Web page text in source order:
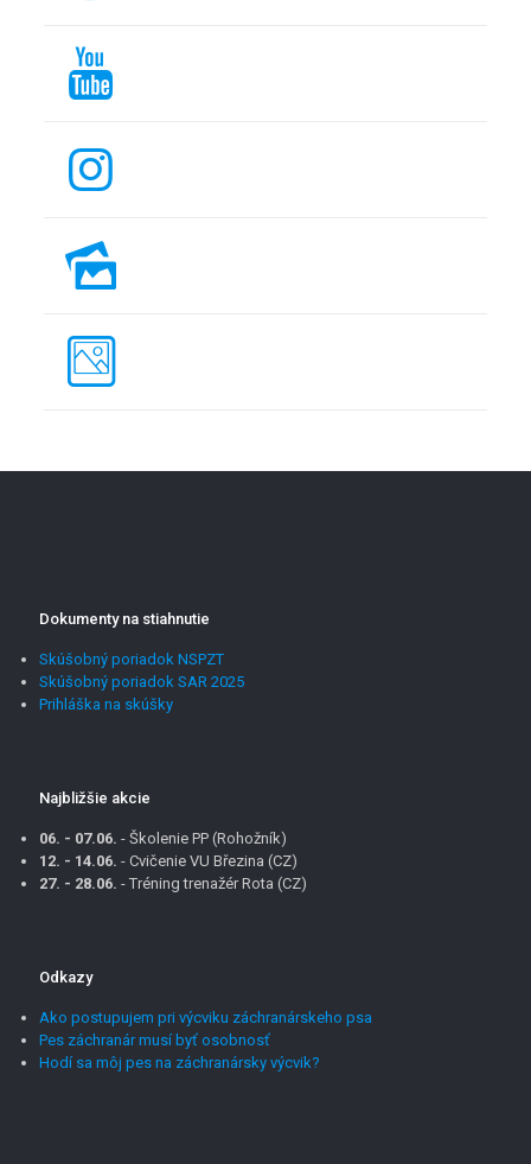
Dokumenty na stiahnutie
Skúšobný poriadok NSPZT
Skúšobný poriadok SAR 2025
Prihláška na skúšky
Najbližšie akcie
06. - 07.06. - Školenie PP (Rohožník)
12. - 14.06. - Cvičenie VU Březina (CZ)
27. - 28.06. - Tréning trenažér Rota (CZ)
Odkazy
Ako postupujem pri výcviku záchranárskeho psa
Pes záchranár musí byť osobnosť
Hodí sa môj pes na záchranársky výcvik?